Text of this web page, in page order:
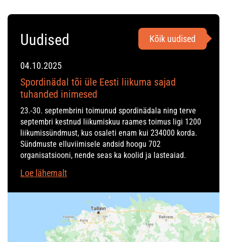
Uudised Kõik uudised
04.10.2025
Spordinädal tõi üle Eesti liikuma sajad
tuhanded inimesed
23.-30. septembrini toimunud spordinädala ning terve
septembri kestnud liikumiskuu raames toimus ligi 1200
liikumissündmust, kus osaleti enam kui 234000 korda.
Sündmuste elluviimisele andsid hoogu 702
organisatsiooni, nende seas ka koolid ja lasteaiad.
Loe lähemalt